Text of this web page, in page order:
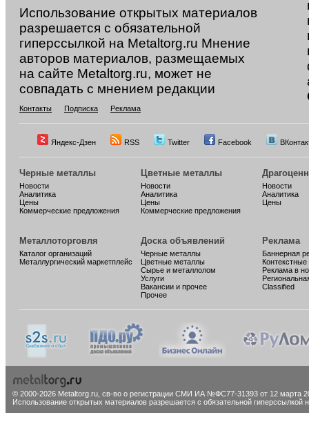
Использование открытых материалов
разрешается с обязательной
гиперссылкой на Metaltorg.ru Мнение
авторов материалов, размещаемых
на сайте Metaltorg.ru, может не
совпадать с мнением редакции
Контакты Подписка Реклама
Яндекс-Дзен RSS Twitter Facebook
Черные металлы
Новости
Аналитика
Цены
Коммерческие предложения
Цветные металлы
Новости
Аналитика
Цены
Коммерческие предложения
Новости
Аналитика
Цены
Металлоторговля
Каталог организаций
Металлургический маркетплейс
Доска объявлений
Черные металлы
Цветные металлы
Сырье и металлолом
Услуги
Вакансии и прочее
Прочее
Реклама
Баннерная
Реклама в
Classified
© 2000-2026 Metaltorg.ru, св-во о регистрации СМИ ИА №ФС77-31393 от 12 марта
Использование открытых материалов разрешается с обязательной гиперссылкой